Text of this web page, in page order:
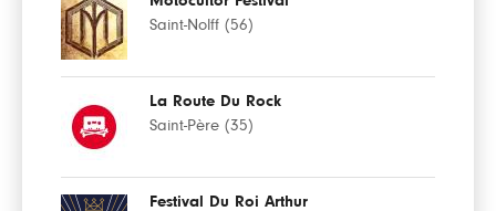
Saint-Nolff (56)
La Route Du Rock
Saint-Père (35)
Festival Du Roi Arthur